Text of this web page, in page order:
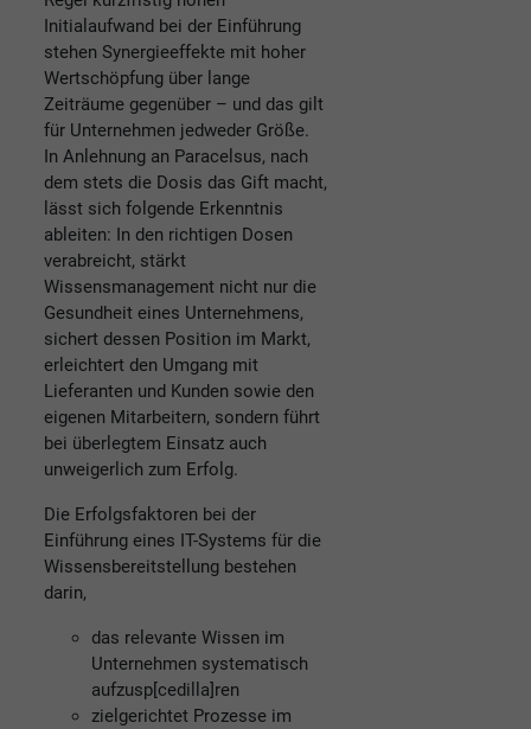
Initialaufwand bei der Einführung
stehen Synergieeffekte mit hoher
Wertschöpfung über lange
Zeiträume gegenüber – und das gilt
für Unternehmen jedweder Größe.
In Anlehnung an Paracelsus, nach
dem stets die Dosis das Gift macht,
lässt sich folgende Erkenntnis
ableiten: In den richtigen Dosen
verabreicht, stärkt
Wissensmanagement nicht nur die
Gesundheit eines Unternehmens,
sichert dessen Position im Markt,
erleichtert den Umgang mit
Lieferanten und Kunden sowie den
eigenen Mitarbeitern, sondern führt
bei überlegtem Einsatz auch
unweigerlich zum Erfolg.
Die Erfolgsfaktoren bei der
Einführung eines IT-Systems für die
Wissensbereitstellung bestehen
darin,
das relevante Wissen im
Unternehmen systematisch
aufzusp[cedilla]ren
zielgerichtet Prozesse im